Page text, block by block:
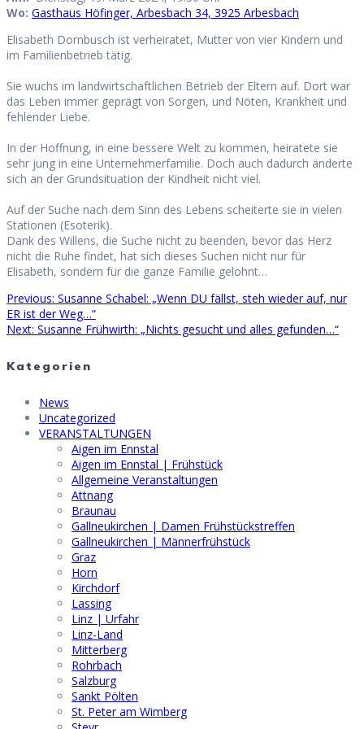
Wo: Gasthaus Höfinger, Arbesbach 34, 3925 Arbesbach
Elisabeth Dornbusch ist verheiratet, Mutter von vier Kindern und
im Familienbetrieb tätig.
Sie wuchs im landwirtschaftlichen Betrieb der Eltern auf. Dort war
das Leben immer geprägt von Sorgen, und Nöten, Krankheit und
fehlender Liebe.
In der Hoffnung, in eine bessere Welt zu kommen, heiratete sie
sehr jung in eine Unternehmerfamilie. Doch auch dadurch änderte
sich an der Grundsituation der Kindheit nicht viel.
Auf der Suche nach dem Sinn des Lebens scheiterte sie in vielen
Stationen (Esoterik).
Dank des Willens, die Suche nicht zu beenden, bevor das Herz
nicht die Ruhe findet, hat sich dieses Suchen nicht nur für
Elisabeth, sondern für die ganze Familie gelohnt…
Beitragsnavigation
Previous: Previous
post:
Susanne Schabel: „Wenn DU fällst, steh wieder auf, nur
ER ist der Weg…“
Next: Next
Susanne Frühwirth: „Nichts gesucht und alles gefunden…“
Kategorien
News
Uncategorized
VERANSTALTUNGEN
Aigen im Ennstal
Aigen im Ennstal | Frühstück
Allgemeine Veranstaltungen
Attnang
Braunau
Gallneukirchen | Damen Frühstückstreffen
Gallneukirchen | Männerfrühstück
Graz
Horn
Kirchdorf
Lassing
Linz | Urfahr
Linz-Land
Mitterberg
Rohrbach
Salzburg
Sankt Pölten
St. Peter am Wimberg